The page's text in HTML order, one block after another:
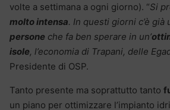
volte a settimana a ogni giorno). “Si
molto intensa. In questi giorni c’è già
persone che fa ben sperare in un’
isole, l’economia di Trapani, delle
Presidente di OSP.
Tanto presente ma soprattutto tanto
un piano per ottimizzare l’impianto